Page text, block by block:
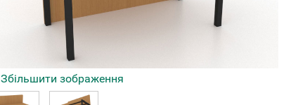
Збільшити зображення